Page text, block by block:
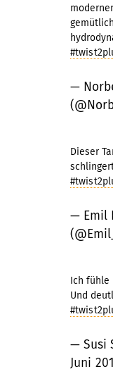
—
Dieser
— Emil
Ich fühle
Und
— Susi
Juni